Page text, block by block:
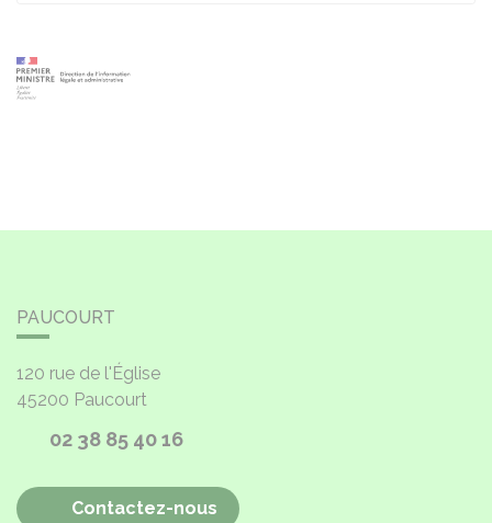
PAUCOURT
120 rue de l'Église
45200 Paucourt
02 38 85 40 16
Contactez-nous